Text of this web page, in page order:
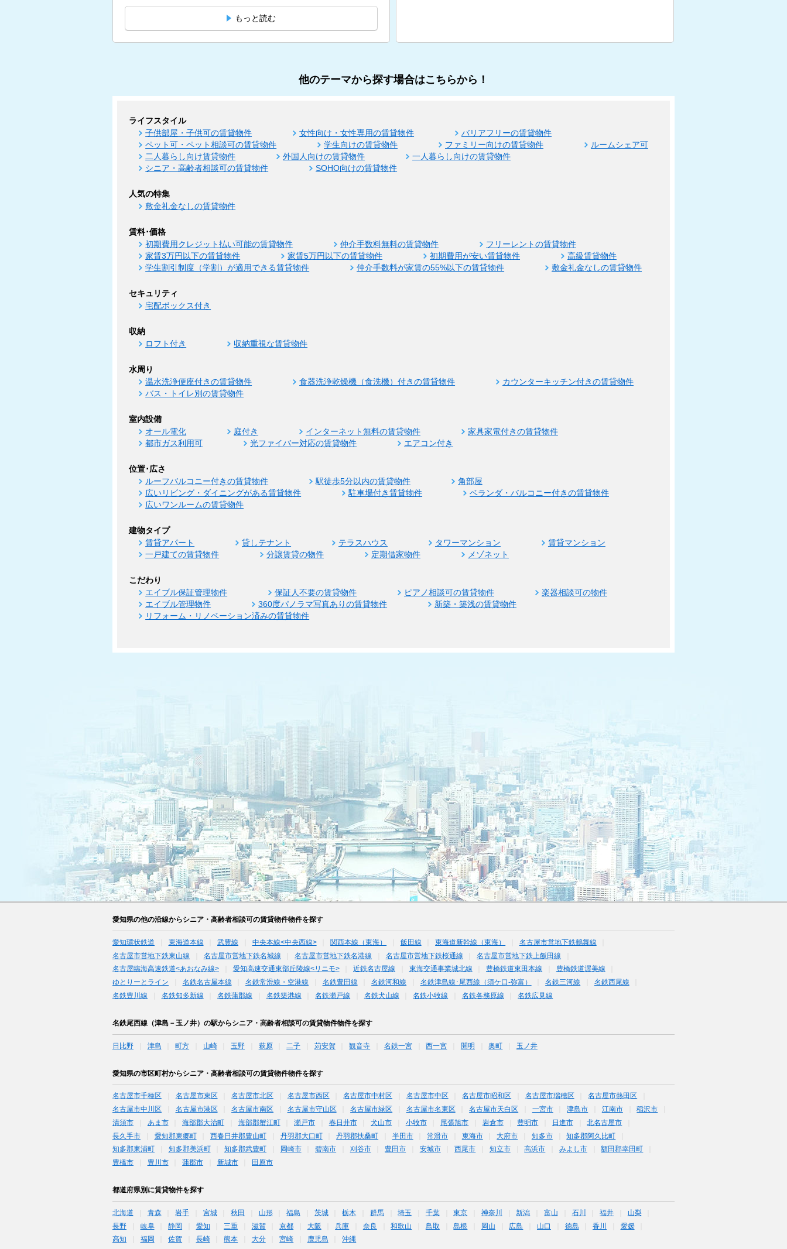
もっと読む
他のテーマから探す場合はこちらから！
ライフスタイル
子供部屋・子供可の賃貸物件 女性向け・女性専用の賃貸物件
バリアフリーの賃貸物件
ペット可・ペット相談可の賃貸物件
学生向けの賃貸物件 ファミリー向けの賃貸物件
ルームシェア可
二人暮らし向け賃貸物件
外国人向けの賃貸物件
一人暮らし向けの賃貸物件
シニア・高齢者相談可の賃貸物件
SOHO向けの賃貸物件
人気の特集
敷金礼金なしの賃貸物件
賃料･価格
初期費用クレジット払い可能の賃貸物件 仲介手数料無料の賃貸物件
フリーレントの賃貸物件
家賃3万円以下の賃貸物件
家賃5万円以下の賃貸物件 初期費用が安い賃貸物件
高級賃貸物件
学生割引制度（学割）が適用できる賃貸物件
仲介手数料が家賃の55%以下の賃貸物件 敷金礼金なしの賃貸物件
セキュリティ
宅配ボックス付き
収納
ロフト付き 収納重視な賃貸物件
水周り
温水洗浄便座付きの賃貸物件 食器洗浄乾燥機（食洗機）付きの賃貸物件
カウンターキッチン付きの賃貸物件
バス・トイレ別の賃貸物件
室内設備
オール電化 庭付き インターネット無料の賃貸物件
家具家電付きの賃貸物件
都市ガス利用可
光ファイバー対応の賃貸物件 エアコン付き
位置･広さ
ルーフバルコニー付きの賃貸物件 駅徒歩5分以内の賃貸物件
角部屋
広いリビング・ダイニングがある賃貸物件
駐車場付き賃貸物件
ベランダ・バルコニー付きの賃貸物件
広いワンルームの賃貸物件
建物タイプ
賃貸アパート 貸しテナント テラスハウス タワーマンション
賃貸マンション
一戸建ての賃貸物件
分譲賃貸の物件 定期借家物件 メゾネット
こだわり
エイブル保証管理物件 保証人不要の賃貸物件 ピアノ相談可の賃貸物件
楽器相談可の物件
エイブル管理物件
360度パノラマ写真ありの賃貸物件
新築・築浅の賃貸物件
リフォーム・リノベーション済みの賃貸物件
愛知県の他の沿線からシニア・高齢者相談可の賃貸物件物件を探す
愛知環状鉄道 東海道本線 武豊線 中央本線<中央西線> 関西本線（東海） 飯田線 東海道新幹線（東海）
名古屋市営地下鉄鶴舞線
名古屋市営地下鉄東山線
名古屋市営地下鉄名城線 名古屋市営地下鉄名港線 名古屋市営地下鉄桜通線
名古屋市営地下鉄上飯田線
名古屋臨海高速鉄道<あおなみ線>
愛知高速交通東部丘陵線<リニモ> 近鉄名古屋線 東海交通事業城北線 豊橋鉄道東田本線
豊橋鉄道渥美線
ゆとりーとライン
名鉄名古屋本線 名鉄常滑線・空港線 名鉄豊田線 名鉄河和線 名鉄津島線･尾西線（須ケ口-弥富） 名鉄三河線
名鉄西尾線
名鉄豊川線
名鉄知多新線 名鉄蒲郡線 名鉄築港線 名鉄瀬戸線 名鉄犬山線 名鉄小牧線 名鉄各務原線 名鉄広見線
名鉄尾西線（津島－玉ノ井）の駅からシニア・高齢者相談可の賃貸物件物件を探す
日比野 津島 町方 山崎 玉野 萩原 二子 苅安賀 観音寺 名鉄一宮 西一宮 開明 奥町 玉ノ井
愛知県の市区町村からシニア・高齢者相談可の賃貸物件物件を探す
名古屋市千種区 名古屋市東区 名古屋市北区 名古屋市西区 名古屋市中村区 名古屋市中区 名古屋市昭和区 名古屋市瑞穂区
名古屋市熱田区
名古屋市中川区
名古屋市港区 名古屋市南区 名古屋市守山区 名古屋市緑区 名古屋市名東区 名古屋市天白区 一宮市 津島市 江南市
稲沢市
清須市
あま市 海部郡大治町 海部郡蟹江町 瀬戸市 春日井市 犬山市 小牧市 尾張旭市 岩倉市 豊明市 日進市
北名古屋市
長久手市
愛知郡東郷町 西春日井郡豊山町 丹羽郡大口町 丹羽郡扶桑町 半田市 常滑市 東海市 大府市 知多市
知多郡阿久比町
知多郡東浦町
知多郡美浜町 知多郡武豊町 岡崎市 碧南市 刈谷市 豊田市 安城市 西尾市 知立市 高浜市 みよし市
額田郡幸田町
豊橋市
豊川市 蒲郡市 新城市 田原市
都道府県別に賃貸物件を探す
北海道 青森 岩手 宮城 秋田 山形 福島 茨城 栃木 群馬 埼玉 千葉 東京 神奈川 新潟 富山 石川 福井
山梨
長野
岐阜 静岡 愛知 三重 滋賀 京都 大阪 兵庫 奈良 和歌山 鳥取 島根 岡山 広島 山口 徳島 香川
愛媛
高知
福岡 佐賀 長崎 熊本 大分 宮崎 鹿児島 沖縄